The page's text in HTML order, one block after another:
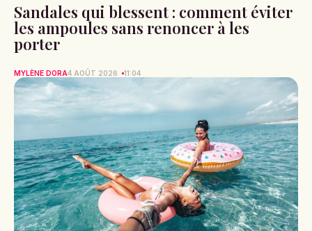
Sandales qui blessent : comment éviter
les ampoules sans renoncer à les
porter
MYLÈNE DORA4 AOÛT 2026 11:04